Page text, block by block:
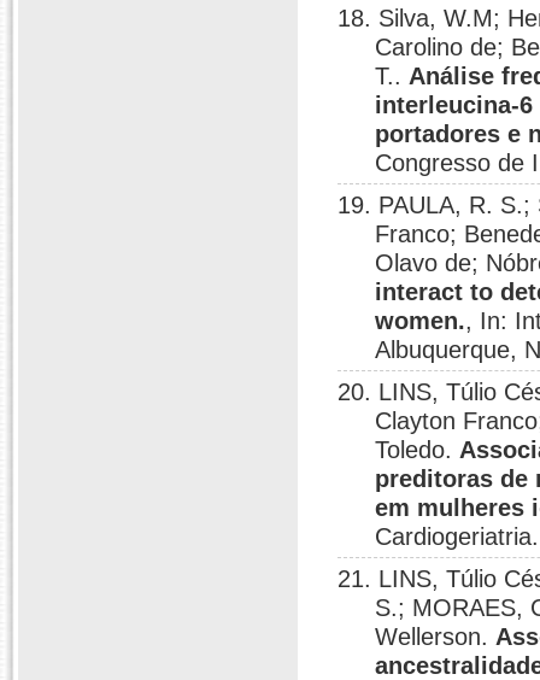
18. Silva, W.M;
Carolino de;
T.. Análise
interleucina-6
portadores e
Congresso de
19. PAULA, R.
Franco;
Olavo de;
interact to
women., In:
Albuquerque,
20. LINS, Túlio
Clayton
Toledo.
preditoras de
em mulheres
21. LINS, Túlio
S.; MORAES,
Wellerson.